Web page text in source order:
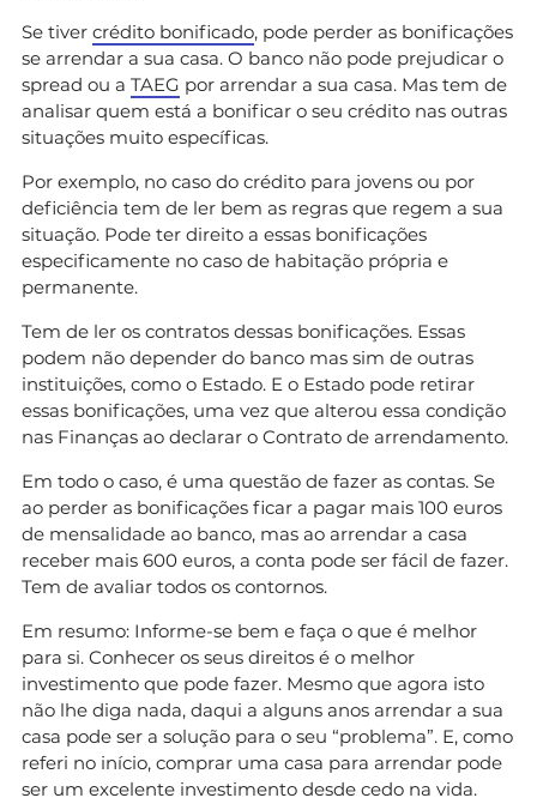
Se tiver crédito bonificado, pode perder as bonificações
se arrendar a sua casa. O banco não pode prejudicar o
spread ou a TAEG por arrendar a sua casa. Mas tem de
analisar quem está a bonificar o seu crédito nas outras
situações muito específicas.
Por exemplo, no caso do crédito para jovens ou por
deficiência tem de ler bem as regras que regem a sua
situação. Pode ter direito a essas bonificações
especificamente no caso de habitação própria e
permanente.
Tem de ler os contratos dessas bonificações. Essas
podem não depender do banco mas sim de outras
instituições, como o Estado. E o Estado pode retirar
essas bonificações, uma vez que alterou essa condição
nas Finanças ao declarar o Contrato de arrendamento.
Em todo o caso, é uma questão de fazer as contas. Se
ao perder as bonificações ficar a pagar mais 100 euros
de mensalidade ao banco, mas ao arrendar a casa
receber mais 600 euros, a conta pode ser fácil de fazer.
Tem de avaliar todos os contornos.
Em resumo: Informe-se bem e faça o que é melhor
para si. Conhecer os seus direitos é o melhor
investimento que pode fazer. Mesmo que agora isto
não lhe diga nada, daqui a alguns anos arrendar a sua
casa pode ser a solução para o seu “problema”. E, como
referi no início, comprar uma casa para arrendar pode
ser um excelente investimento desde cedo na vida.